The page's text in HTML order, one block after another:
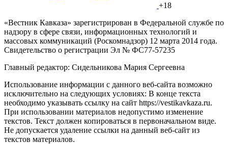
+18
«Вестник Кавказа» зарегистрирован в Федеральной службе по
надзору в сфере связи, информационных технологий и
массовых коммуникаций (Роскомнадзор) 12 марта 2014 года.
Свидетельство о регистрации Эл № ФС77-57235
Главный редактор: Сидельникова Мария Сергеевна
Использование информации с данного веб-сайта возможно
исключительно на следующих условиях: В конце текста
необходимо указывать ссылку на сайт https://vestikavkaza.ru.
При использовании материалов недопустимо изменение
текстов. Текст должен копироваться в первоначальном виде.
Не допускается удаление ссылки на данный веб-сайт из
текстов материалов.